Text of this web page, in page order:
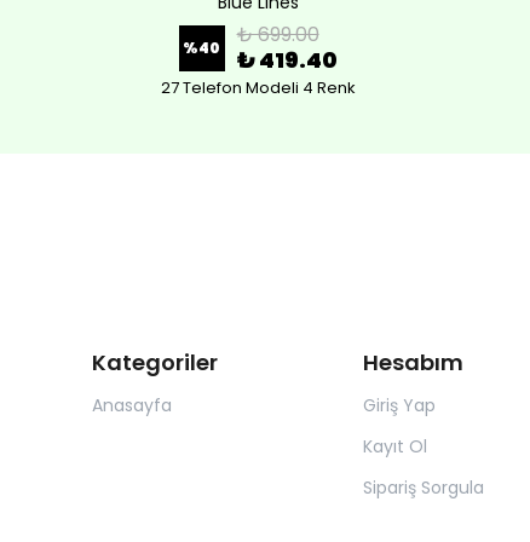
%40 ₺ 699.00
₺ 419.40
27 Telefon Modeli 4 Renk
Kategoriler
Anasayfa
Hesabım
Giriş Yap
Kayıt Ol
Sipariş Sorgula